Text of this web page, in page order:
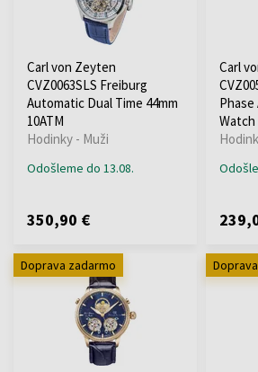
Carl von Zeyten
CVZ0063SLS Freiburg
Automatic Dual Time 44mm
10ATM
Hodinky - Muži
Odošleme do 13.08.
350,90 €
Carl
Watch
Doprava zadarmo